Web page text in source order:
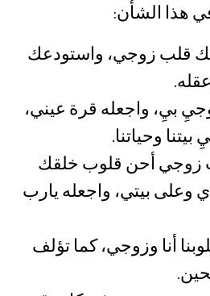
هذا الشأن:
قلب زوجي، واستودعك
بيِ، واجعله قرة عيني،
وحياتنا.
زوجي أحن قلوب خلقك
وعلى بيتي، واجعله يارب
أنا وزوجي، كما تؤلف